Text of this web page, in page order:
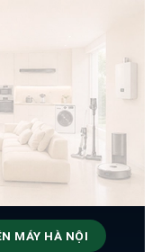
MÁY HÀ NỘI